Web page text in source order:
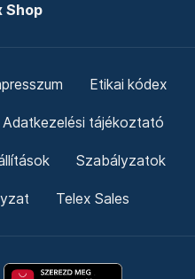
Shop
Etikai kódex
Adatkezelési tájékoztató
Szabályzatok
Telex Sales